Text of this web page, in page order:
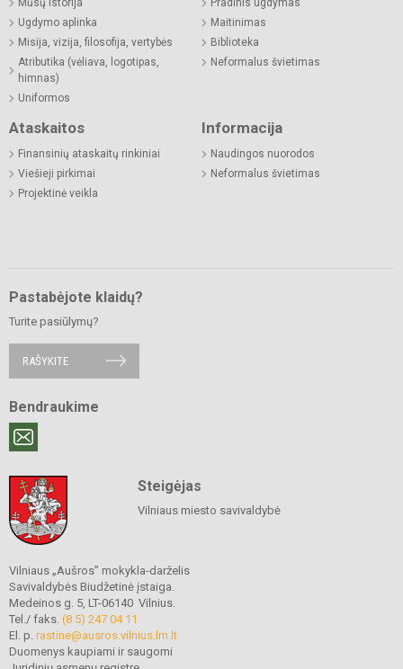
Ugdymo aplinka
Misija, vizija, filosofija, vertybės
Atributika (vėliava, logotipas,
himnas)
Uniformos
Maitinimas
Biblioteka
Neformalus švietimas
Ataskaitos
Finansinių ataskaitų rinkiniai
Viešieji pirkimai
Projektinė veikla
Informacija
Naudingos nuorodos
Neformalus švietimas
Pastabėjote klaidų?
Turite pasiūlymų?
RAŠYKITE
Bendraukime
Steigėjas
Vilniaus miesto savivaldybė
Vilniaus „Aušros” mokykla-darželis
Savivaldybės Biudžetinė įstaiga.
Medeinos g. 5, LT-06140 Vilnius.
Tel./ faks. (8 5) 247 04 11
El. p. rastine@ausros.vilnius.lm.lt
Duomenys kaupiami ir saugomi